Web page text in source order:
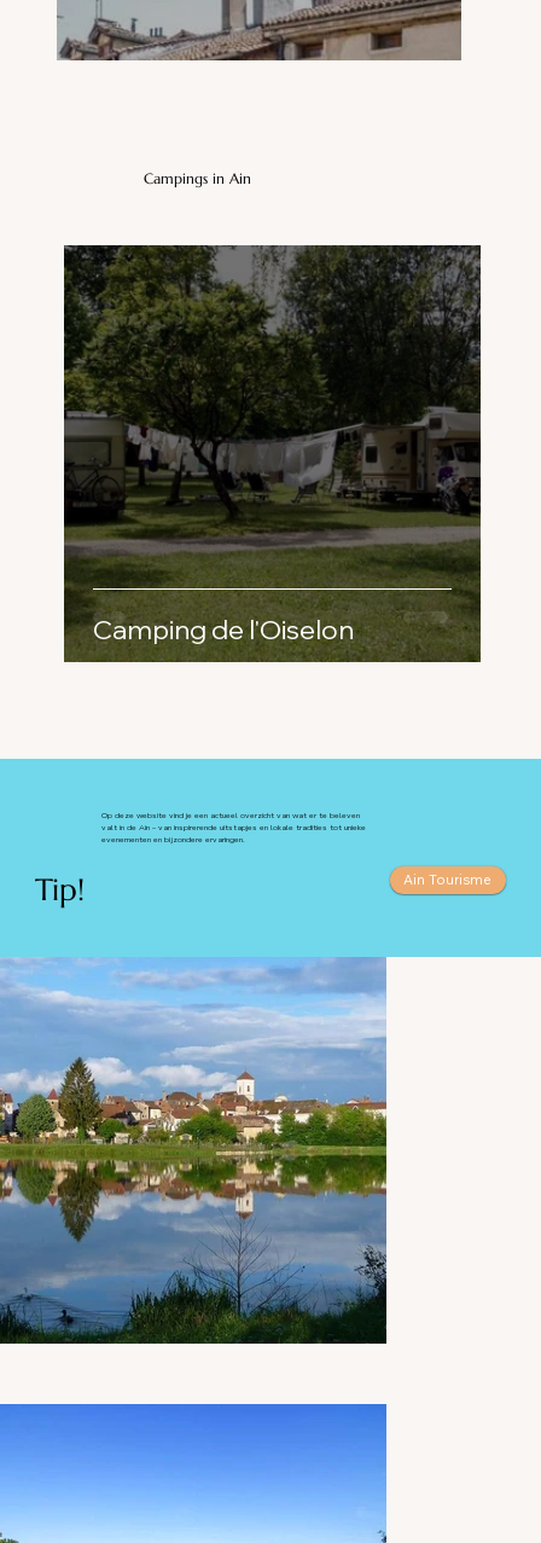
Campings in Ain
Camping de l'Oiselon
Tip!
Op deze website vind je een actueel overzicht van wat er te beleven
valt in de Ain – van inspirerende uitstapjes en lokale tradities tot unieke
evenementen en bijzondere ervaringen.
Ain Tourisme